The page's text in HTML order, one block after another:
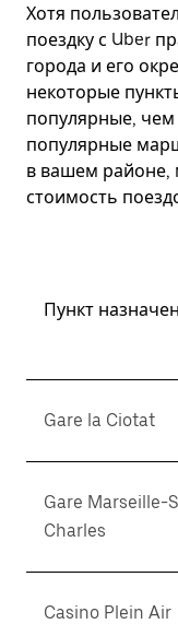
Хотя
поездку с Uber
города и его
некоторые
популярные, чем
популярные
в вашем районе,
стоимость
Пункт
Gare la Ciotat
Gare Marseille-
Charles
Casino Plein Air